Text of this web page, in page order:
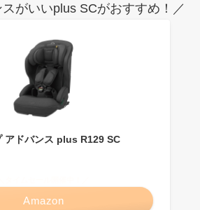
がいいplus SCがおすすめ！／
アドバンス plus R129 SC
Amazon